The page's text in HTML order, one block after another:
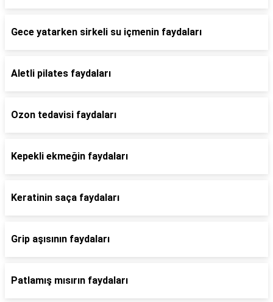
Gece yatarken sirkeli su içmenin faydaları
Aletli pilates faydaları
Ozon tedavisi faydaları
Kepekli ekmeğin faydaları
Keratinin saça faydaları
Grip aşısının faydaları
Patlamış mısırın faydaları